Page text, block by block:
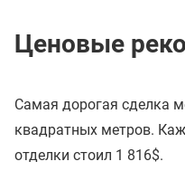
Ценовые
Самая дорогая сделка
квадратных метров.
отделки стоил 1 816$.